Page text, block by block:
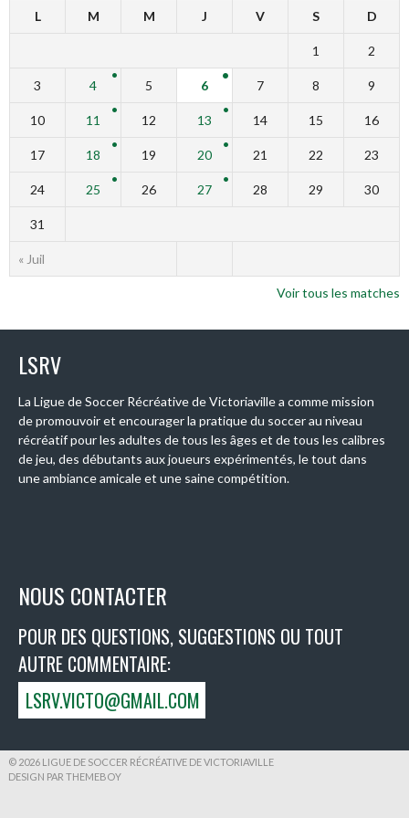
L M M J V S D
« Juil
1 2
3 4 5 6 7 8 9
10 11 12 13 14 15 16
17 18 19 20 21 22 23
24 25 26 27 28 29 30
31
Voir tous les matches
LSRV
La Ligue de Soccer Récréative de Victoriaville a comme mission
de promouvoir et encourager la pratique du soccer au niveau
récréatif pour les adultes de tous les âges et de tous les calibres
de jeu, des débutants aux joueurs expérimentés, le tout dans
une ambiance amicale et une saine compétition.
NOUS CONTACTER
POUR DES QUESTIONS, SUGGESTIONS OU TOUT
AUTRE COMMENTAIRE:
LSRV.VICTO@GMAIL.COM
© 2026 LIGUE DE SOCCER RÉCRÉATIVE DE VICTORIAVILLE
DESIGN PAR THEMEBOY